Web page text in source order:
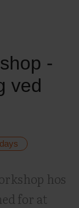
-
ved
hos
for at